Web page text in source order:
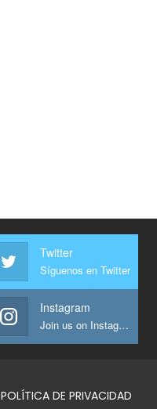
Twitter
Síguenos en Twitter
Instagram
Join us on Instagram
POLÍTICA DE PRIVACIDAD